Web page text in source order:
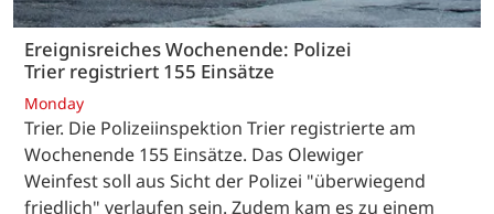
Ereignisreiches Wochenende: Polizei
Trier registriert 155 Einsätze
Monday
Trier. Die Polizeiinspektion Trier registrierte am
Wochenende 155 Einsätze. Das Olewiger
Weinfest soll aus Sicht der Polizei "überwiegend
friedlich" verlaufen sein. Zudem kam es zu einem